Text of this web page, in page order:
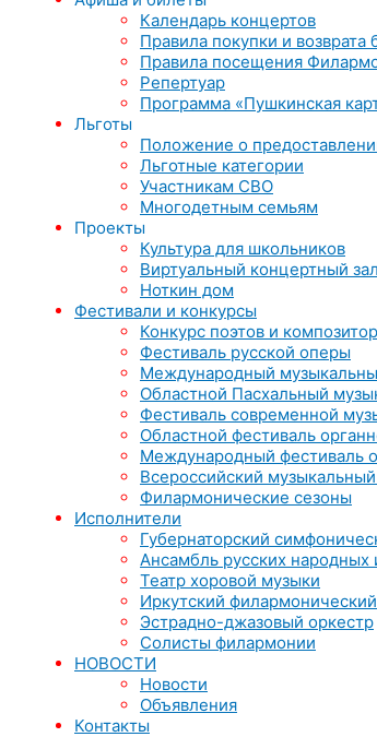
Календарь концертов
Правила покупки и возврата
Правила посещения
Репертуар
Программа «Пушкинская
Льготы
Положение о
Льготные категории
Участникам СВО
Многодетным семьям
Проекты
Культура для школьников
Виртуальный концертный зал
Ноткин дом
Фестивали и конкурсы
Конкурс поэтов и
Фестиваль русской оперы
Международный
Областной Пасхальный
Фестиваль современной
Областной фестиваль
Международный фестиваль
Всероссийский
Филармонические сезоны
Исполнители
Губернаторский
Ансамбль русских народных
Театр хоровой музыки
Иркутский
Эстрадно-джазовый оркестр
Солисты филармонии
НОВОСТИ
Новости
Объявления
Контакты